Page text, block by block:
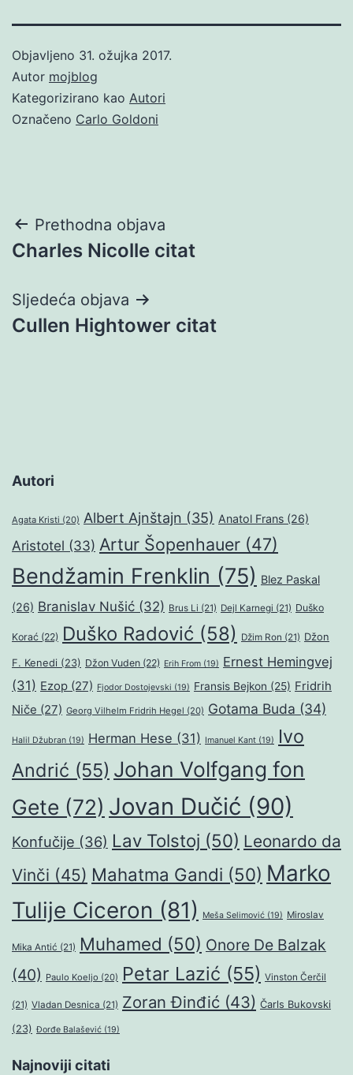
Objavljeno 31. ožujka 2017.
Autor mojblog
Kategorizirano kao Autori
Označeno Carlo Goldoni
Navigacija
objava
Prethodna objava
Charles Nicolle citat
Sljedeća objava
Cullen Hightower citat
Autori
Agata Kristi (20) Albert Ajnštajn (35) Anatol Frans (26)
Aristotel (33) Artur Šopenhauer (47)
Bendžamin Frenklin (75) Blez Paskal
(26) Branislav Nušić (32) Brus Li (21) Dejl Karnegi (21) Duško
Korać (22) Duško Radović (58) Džim Ron (21) Džon
F. Kenedi (23) Džon Vuden (22) Erih From (19) Ernest Hemingvej
(31) Ezop (27) Fjodor Dostojevski (19) Fransis Bejkon (25) Fridrih
Niče (27) Georg Vilhelm Fridrih Hegel (20) Gotama Buda (34)
Halil Džubran (19) Herman Hese (31) Imanuel Kant (19)
Ivo
Andrić (55) Johan Volfgang fon
Gete (72) Jovan Dučić (90)
Konfučije (36) Lav Tolstoj (50) Leonardo da
Vinči (45) Mahatma Gandi (50) Marko
Tulije Ciceron (81) Meša Selimović (19) Miroslav
Mika Antić (21) Muhamed (50) Onore De Balzak
(40) Paulo Koeljo (20) Petar Lazić (55) Vinston Čerčil
(21) Vladan Desnica (21) Zoran Đinđić (43) Čarls Bukovski
(23) Đorđe Balašević (19)
Najnoviji citati